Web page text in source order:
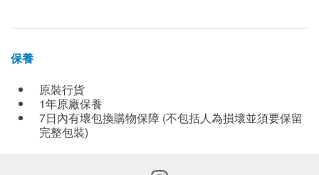
保養
原裝行貨
1年原廠保養
7日內有壞包換購物保障 (不包括人為損壞並須要保留
完整包裝)